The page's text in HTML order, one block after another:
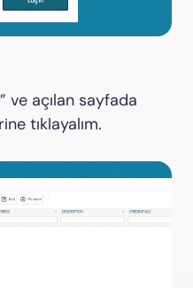
ve açılan sayfada
tıklayalım.